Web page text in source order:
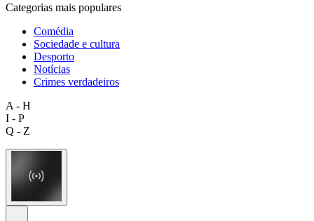
Categorias mais populares
Comédia
Sociedade e cultura
Desporto
Notícias
Crimes verdadeiros
A - H
I - P
Q - Z